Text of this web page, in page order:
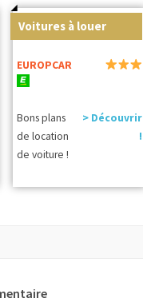
Voitures à louer
EUROPCAR
Bons plans
de location
de voiture !
> Découvrir
!